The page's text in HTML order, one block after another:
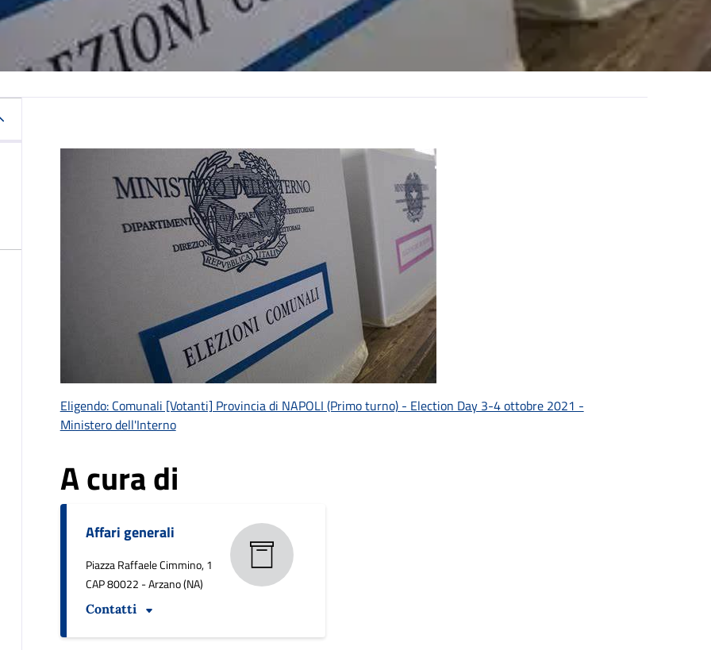
Eligendo: Comunali [Votanti] Provincia di NAPOLI (Primo turno) - Election Day 3-4 ottobre 2021 -
Ministero dell'Interno
A cura di
Affari generali
Piazza Raffaele Cimmino, 1
CAP 80022 - Arzano (NA)
Contatti